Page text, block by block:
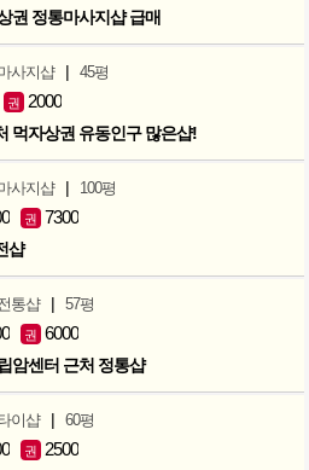
권 정통마사지샵 급매
사지샵 | 45평
권 2000
먹자상권 유동인구 많은샵!
사지샵 | 100평
권 7300
샵
통샵 | 57평
권 6000
암센터 근처 정통샵
이샵 | 60평
권 2500